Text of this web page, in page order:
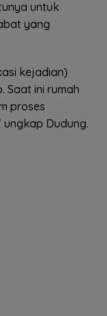
untuk
yang
kejadian)
Saat ini rumah
proses
ungkap Dudung.